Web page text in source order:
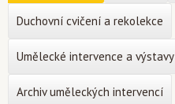
Duchovní cvičení a rekolekce
Umělecké intervence a výstavy
Archiv uměleckých intervencí